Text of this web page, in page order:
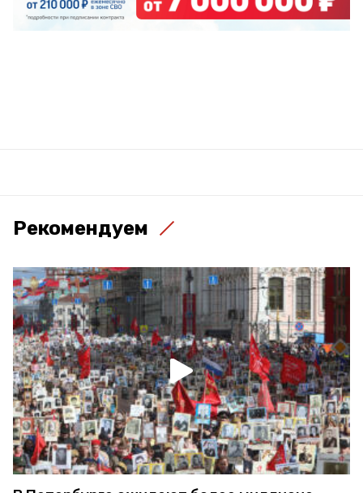
Рекомендуем